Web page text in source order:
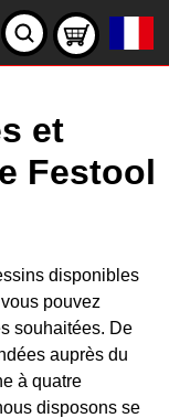
et
Festool
disponibles
pouvez
souhaitées. De
auprès du
à quatre
disposons se